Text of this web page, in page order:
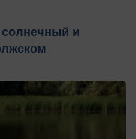
и